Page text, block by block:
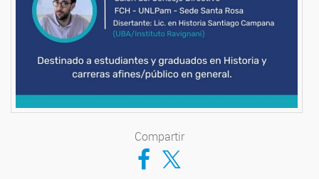
Compartir
Compartir en Facebook
Compartir en Twitter